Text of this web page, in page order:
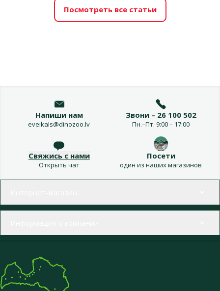
Посмотреть все статьи
Напиши нам
eveikals@dinozoo.lv
Звони – 26 100 502
Пн.–Пт. 9:00 – 17:00
Свяжись с нами
Открыть чат
Посети
один из наших магазинов